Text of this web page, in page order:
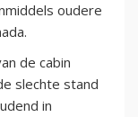
oudere
de cabin
slechte stand
in